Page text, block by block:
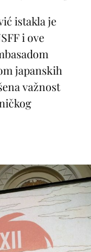
istakla je
i ove
japanskih
važnost